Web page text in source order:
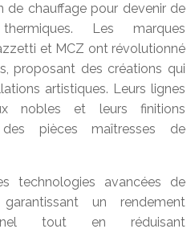
de chauffage pour devenir de
Les marques
et MCZ ont révolutionné
proposant des créations qui
artistiques. Leurs lignes
nobles et leurs finitions
pièces maîtresses de
technologies avancées de
un rendement
tout en réduisant